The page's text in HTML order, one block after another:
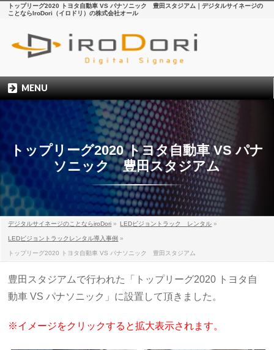
トップリーグ2020 トヨタ自動車 VS パナソニック 豊田スタジアム｜デジタルサイネージの
ことならIroDori（イロドリ）の株式会社オール
MENU
トップリーグ2020 トヨタ自動車 VS パナ
ソニック 豊田スタジアム
デジタルサイネージのことならiroDori » LEDビジョントラック レンタル »
LEDビジョントラックレンタル導入事例 »
トップリーグ2020 トヨタ自動車 VS パナソニック 豊田スタジアム
豊田スタジアムで行われた「トップリーグ2020 トヨタ自
動車 VS パナソニック」に設置して頂きました。
※イメージをクリックすると拡大表示されます。